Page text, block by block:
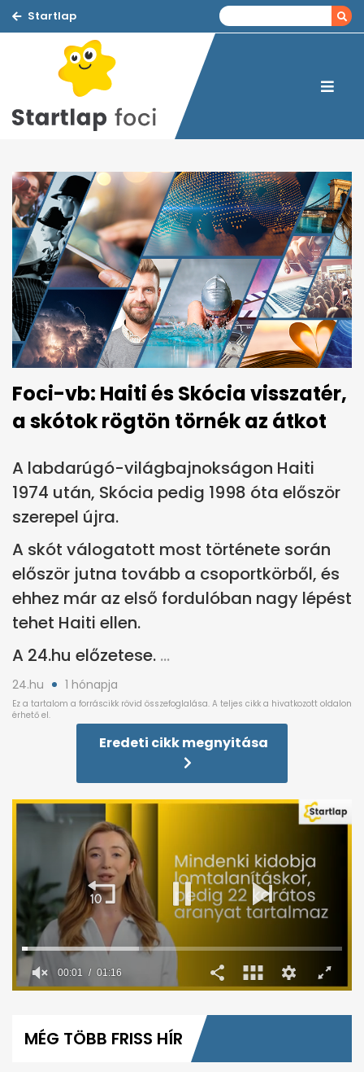
Startlap
Foci-vb: Haiti és Skócia visszatér,
a skótok rögtön törnék az átkot
A labdarúgó-világbajnokságon Haiti
1974 után, Skócia pedig 1998 óta először
szerepel újra.
A skót válogatott most története során
először jutna tovább a csoportkörből, és
ehhez már az első fordulóban nagy lépést
tehet Haiti ellen.
A 24.hu előzetese.
24.hu 1 hónapja
Eredeti cikk megnyitása
minute,
MÉG TÖBB FRISS HÍR